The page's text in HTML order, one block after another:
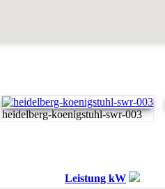
heidelberg-koenigstuhl-swr-003
Leistung kW